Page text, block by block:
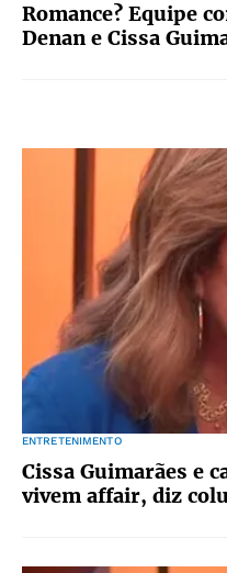
Romance? Equipe
Denan e Cissa
ENTRETENIMENTO
Cissa Guimarães e
vivem affair, diz